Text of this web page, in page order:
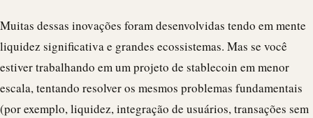
Muitas dessas inovações foram desenvolvidas tendo em mente
liquidez significativa e grandes ecossistemas. Mas se você
estiver trabalhando em um projeto de stablecoin em menor
escala, tentando resolver os mesmos problemas fundamentais
(por exemplo, liquidez, integração de usuários, transações sem